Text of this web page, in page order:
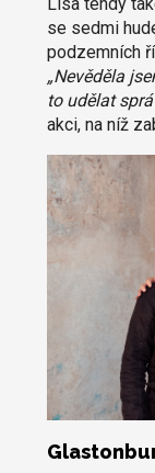
se sedmi
podzemních
„Nevěděla
to udělat
akci, na níž